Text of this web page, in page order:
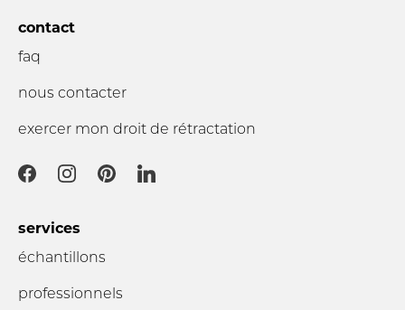
contact
faq
nous contacter
exercer mon droit de rétractation
services
échantillons
professionnels